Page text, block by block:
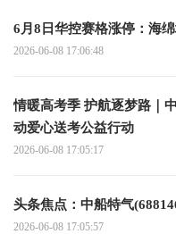
6月8日华控赛格涨停：海
2026-06-08 17:06:48
情暖高考季 护航逐梦路｜
动爱心送考公益行动
2026-06-08 17:05:17
头条焦点：中船特气
2026-06-08 17:05:57